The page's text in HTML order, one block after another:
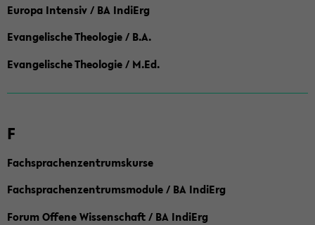
Europa Intensiv / BA IndiErg
Evangelische Theologie / B.A.
Evangelische Theologie / M.Ed.
F
Fachsprachenzentrumskurse
Fachsprachenzentrumsmodule / BA IndiErg
Forum Offene Wissenschaft / BA IndiErg